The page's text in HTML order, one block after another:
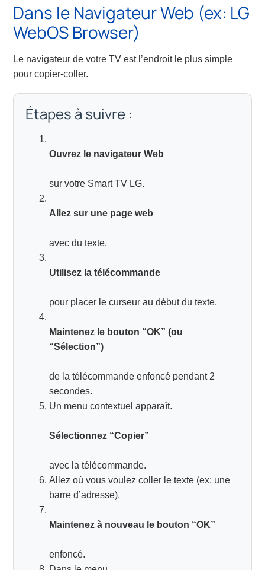
Dans le Navigateur Web (ex: LG
WebOS Browser)
Le navigateur de votre TV est l’endroit le plus simple
pour copier-coller.
Étapes à suivre :
Ouvrez le navigateur Web
sur votre Smart TV LG.
Allez sur une page web
avec du texte.
Utilisez la télécommande
pour placer le curseur au début du texte.
Maintenez le bouton “OK” (ou
“Sélection”)
de la télécommande enfoncé pendant 2
secondes.
Un menu contextuel apparaît.
Sélectionnez “Copier”
avec la télécommande.
Allez où vous voulez coller le texte (ex: une
barre d’adresse).
Maintenez à nouveau le bouton “OK”
enfoncé.